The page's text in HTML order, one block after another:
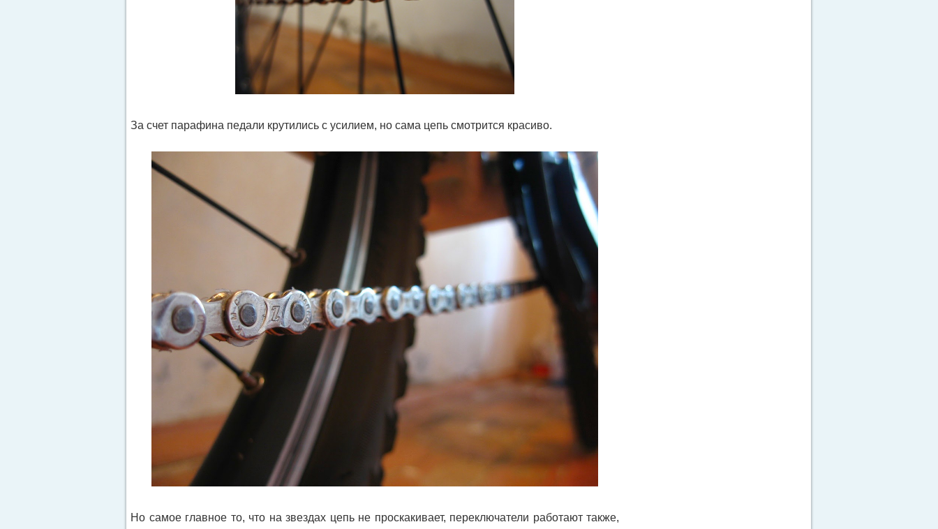
За счет парафина педали крутились с усилием, но сама цепь смотрится красиво.
Но самое главное то, что на звездах цепь не проскакивает, переключатели работают также,